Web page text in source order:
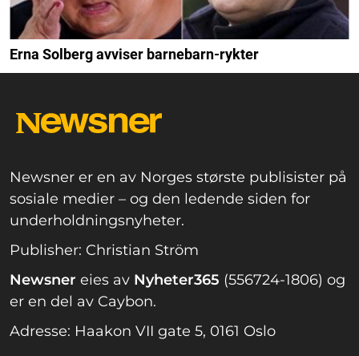
Erna Solberg avviser barnebarn-rykter
Newsner er en av Norges største publisister på
sosiale medier – og den ledende siden for
underholdningsnyheter.
Publisher: Christian Ström
Newsner eies av Nyheter365 (556724-1806) og
er en del av Caybon.
Adresse: Haakon VII gate 5, 0161 Oslo